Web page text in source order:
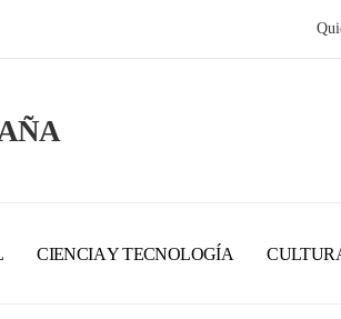
CIENCIA Y TECNOLOGÍA